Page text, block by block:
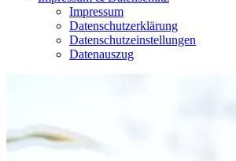
Impressum
Datenschutzerklärung
Datenschutzeinstellungen
Datenauszug